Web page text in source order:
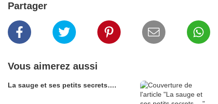
Partager
Vous aimerez aussi
La sauge et ses petits secrets….